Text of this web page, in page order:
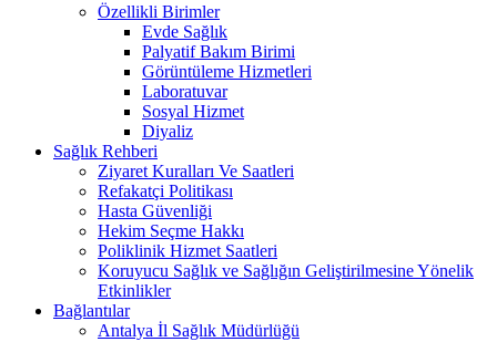
Özellikli Birimler
Evde Sağlık
Palyatif Bakım Birimi
Görüntüleme Hizmetleri
Laboratuvar
Sosyal Hizmet
Diyaliz
Sağlık Rehberi
Ziyaret Kuralları Ve Saatleri
Refakatçi Politikası
Hasta Güvenliği
Hekim Seçme Hakkı
Poliklinik Hizmet Saatleri
Koruyucu Sağlık ve Sağlığın Geliştirilmesine Yönelik
Etkinlikler
Bağlantılar
Antalya İl Sağlık Müdürlüğü